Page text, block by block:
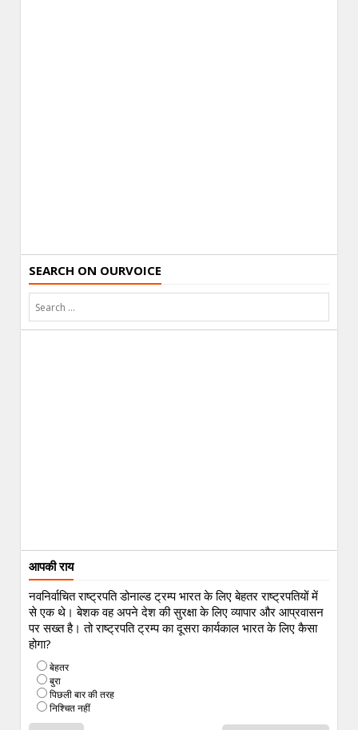
SEARCH ON OURVOICE
आपकी राय
नवनिर्वाचित राष्ट्रपति डोनाल्ड ट्रम्प भारत के लिए बेहतर राष्ट्रपतियों में
से एक थे। बेशक वह अपने देश की सुरक्षा के लिए व्यापार और आप्रवासन
पर सख्त है। तो राष्ट्रपति ट्रम्प का दूसरा कार्यकाल भारत के लिए कैसा
होगा?
बेहतर
बुरा
पिछली बार की तरह
निश्चित नहीं